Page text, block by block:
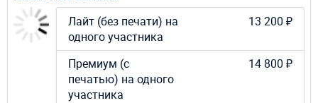
Лайт (без печати) на
одного участника
13 200 ₽
Премиум (с
печатью) на одного
участника
14 800 ₽